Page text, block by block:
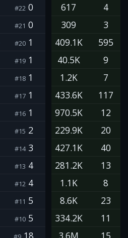
#22 0 617
4
#21 0 309
3
#201 409.1K
595
#191 40.5K
9
#181 1.2K
7
#171 433.6K
117
#161 970.5K
12
#15 2 229.9K
20
#143 427.1K
40
#13 4 281.2K
13
#12 4 1.1K
8
#11 5 8.6K
23
#105 334.2K
11
18 3.6M
15